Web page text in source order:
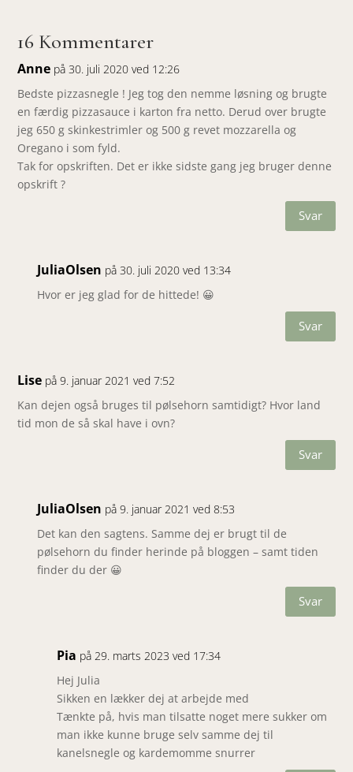
16 Kommentarer
Anne på 30. juli 2020 ved 12:26
Bedste pizzasnegle ! Jeg tog den nemme løsning og brugte
en færdig pizzasauce i karton fra netto. Derud over brugte
jeg 650 g skinkestrimler og 500 g revet mozzarella og
Oregano i som fyld.
Tak for opskriften. Det er ikke sidste gang jeg bruger denne
opskrift ?
Svar
JuliaOlsen på 30. juli 2020 ved 13:34
Hvor er jeg glad for de hittede! 😀
Svar
Lise på 9. januar 2021 ved 7:52
Kan dejen også bruges til pølsehorn samtidigt? Hvor land
tid mon de så skal have i ovn?
Svar
JuliaOlsen på 9. januar 2021 ved 8:53
Det kan den sagtens. Samme dej er brugt til de
pølsehorn du finder herinde på bloggen – samt tiden
finder du der 😀
Svar
Pia på 29. marts 2023 ved 17:34
Hej Julia
Sikken en lækker dej at arbejde med
Tænkte på, hvis man tilsatte noget mere sukker om
man ikke kunne bruge selv samme dej til
kanelsnegle og kardemomme snurrer